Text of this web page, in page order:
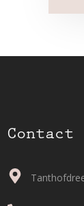
Contact